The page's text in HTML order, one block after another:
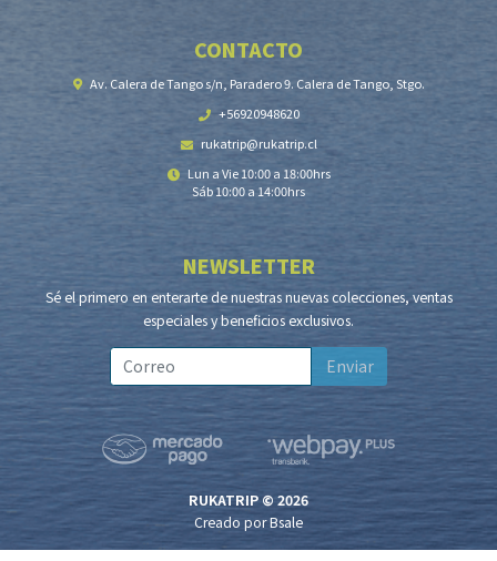
CONTACTO
Av. Calera de Tango s/n, Paradero 9. Calera de Tango, Stgo.
+56920948620
rukatrip@rukatrip.cl
Lun a Vie 10:00 a 18:00hrs
Sáb 10:00 a 14:00hrs
NEWSLETTER
Sé el primero en enterarte de nuestras nuevas colecciones, ventas
especiales y beneficios exclusivos.
Enviar
RUKATRIP © 2026
Creado porBsale